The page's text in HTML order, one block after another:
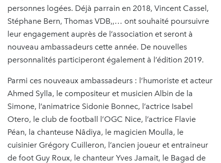
personnes logées. Déjà parrain en 2018, Vincent Cassel,
Stéphane Bern, Thomas VDB,,… ont souhaité poursuivre
leur engagement auprès de l’association et seront à
nouveau ambassadeurs cette année. De nouvelles
personnalités participeront également à l’édition 2019.
Parmi ces nouveaux ambassadeurs : l’humoriste et acteur
Ahmed Sylla, le compositeur et musicien Albin de la
Simone, l’animatrice Sidonie Bonnec, l’actrice Isabel
Otero, le club de football l’OGC Nice, l’actrice Flavie
Péan, la chanteuse Nâdiya, le magicien Moulla, le
cuisinier Grégory Cuilleron, l’ancien joueur et entraineur
de foot Guy Roux, le chanteur Yves Jamait, le Bagad de